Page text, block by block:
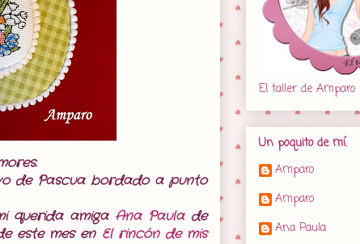
de Pascua bordado a punto
querida amiga Ana Paulade
este mes en El rincón de mis
El taller de Amparo
Un poquito de mí.
Amparo
Amparo
Ana Paula